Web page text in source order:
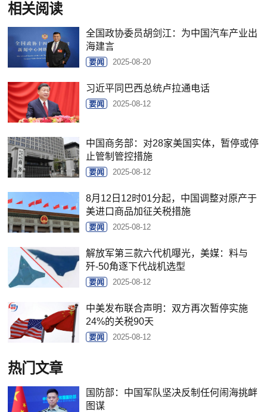
相关阅读
全国政协委员胡剑江：为中国汽车产业出
海建言
要闻 2025-08-20
习近平同巴西总统卢拉通电话
要闻 2025-08-12
中国商务部：对28家美国实体，暂停或停
止管制管控措施
要闻 2025-08-12
8月12日12时01分起，中国调整对原产于
美进口商品加征关税措施
要闻 2025-08-12
解放军第三款六代机曝光，美媒：料与
歼-50角逐下代战机选型
要闻 2025-08-12
中美发布联合声明：双方再次暂停实施
24%的关税90天
要闻 2025-08-12
热门文章
国防部：中国军队坚决反制任何闹海挑衅
图谋